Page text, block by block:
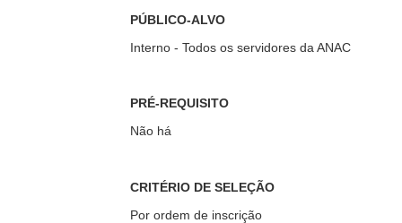
PÚBLICO-ALVO
Interno - Todos os servidores da ANAC
PRÉ-REQUISITO
Não há
CRITÉRIO DE SELEÇÃO
Por ordem de inscrição